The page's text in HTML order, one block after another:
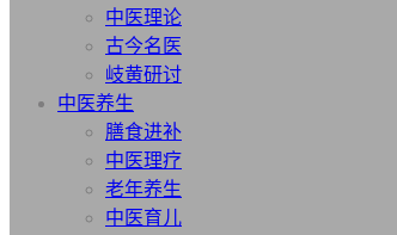
中医理论
古今名医
岐黄研讨
中医养生
膳食进补
中医理疗
老年养生
中医育儿